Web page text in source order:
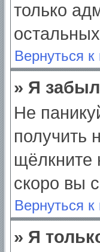
только
Вернуться к
» Я
Не
получить
щёлкните
скоро вы
Вернуться к
» Я